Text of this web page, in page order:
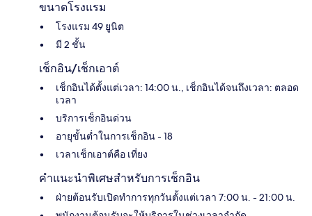
ขนาดโรงแรม
โรงแรม 49 ยูนิต
มี 2 ชั้น
เช็กอิน/เช็กเอาต์
เช็กอินได้ตั้งแต่เวลา: 14:00 น., เช็กอินได้จนถึงเวลา: ตลอด
เวลา
บริการเช็กอินด่วน
อายุขั้นต่ำในการเช็กอิน - 18
เวลาเช็กเอาต์คือ เที่ยง
คำแนะนำพิเศษสำหรับการเช็กอิน
ฝ่ายต้อนรับเปิดทำการทุกวันตั้งแต่เวลา 7:00 น. - 21:00 น.